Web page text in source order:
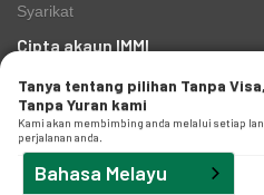
Syarikat
Cipta akaun IMMI
Tentang kami
Anugerah
Kawasan yang Kami Layani
Berita & kemas kini
Tanya tentang pilihan Tanpa Visa,
Tanpa Yuran kami
Kami akan membimbing anda melalui setiap
perjalanan anda.
Bahasa Melayu